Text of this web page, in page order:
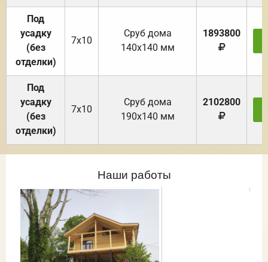
Под
усадку
(без
отделки)
7х10
Cруб дома
140х140 мм
1893800
Под
усадку
(без
отделки)
7х10
Cруб дома
190х140 мм
2102800
Наши работы